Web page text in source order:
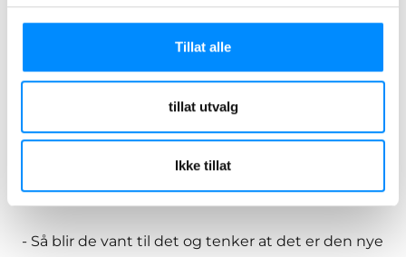
Tillat alle
tillat utvalg
Ikke tillat
MS-sykdommen.
Kanskje lider de i
stillhet, og vil ikke
snakke om det med
- Så blir de vant til det og tenker at det er den nye